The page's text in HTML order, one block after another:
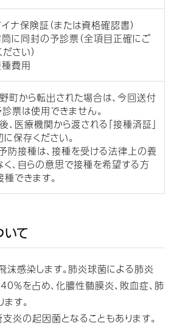
イナ保険証（または資格確認書）
筒に同封の予診票（全項目正確にご
さい）
種費用
野町から転出された場合は、今回送付
診票は使用できません。
、医療機関から渡される「接種済証」
保存ください。
予防接種は、接種を受ける法律上の義
く、自らの意思で接種を希望する方
できます。
いて
沫感染します。肺炎球菌による肺炎
％を占め、化膿性髄膜炎、敗血症、肺
す。
炎の起因菌となることもあります。